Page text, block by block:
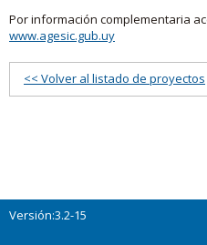
Por información complementaria
www.agesic.gub.uy
<< Volver al listado de proyectos
Versión:3.2-15